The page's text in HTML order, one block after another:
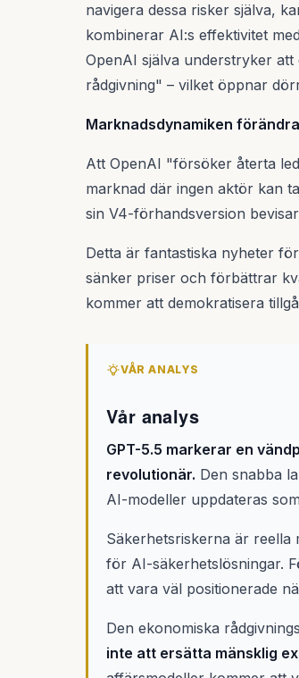
navigera dessa risker själva,
kombinerar AI:s effektivitet
OpenAI själva understryker
rådgivning" – vilket öppnar
Marknadsdynamiken
Att OpenAI "försöker återta
marknad där ingen aktör kan
sin V4-förhandsversion
Detta är fantastiska nyheter
sänker priser och förbättrar
kommer att demokratisera
VÅR ANALYS
Vår analys
GPT-5.5 markerar en
revolutionär. Den snabba
AI-modeller uppdateras
Säkerhetsriskerna är
för AI-säkerhetslösningar.
att vara väl positionerade
Den ekonomiska
inte att ersätta mänsklig